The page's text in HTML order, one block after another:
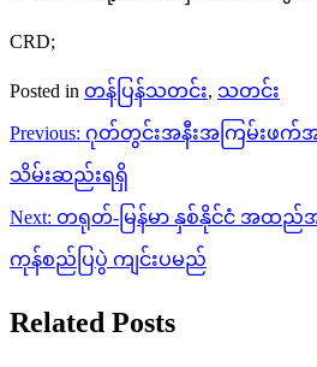
CRD;
Posted in တန်ပြန်သတင်း, သတင်း
Post
navigation
Previous: ဂုတ်တွင်းအနီးအကြမ်းဖက်အ
သိမ်းဆည်းရရှိ
Next: တရုတ်-မြန်မာ နှစ်နိုင်ငံ အထည်
ကုန်စည်ပြပွဲ ကျင်းပမည်
Related Posts